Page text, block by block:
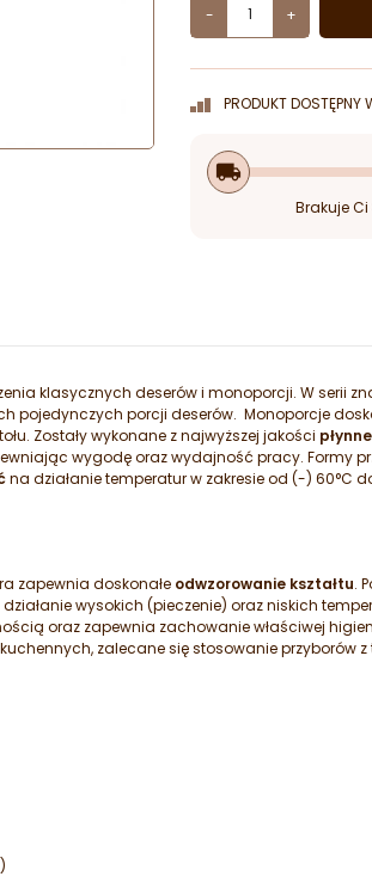
- +
PRODUKT DOSTĘPNY
local_shipping
Brakuje Ci
klasycznych deserów i monoporcji. W serii
pojedynczych porcji deserów. Monoporcje
Zostały wykonane z najwyższej jakości
wygodę oraz wydajność pracy. Formy
na działanie temperatur w zakresie od (-) 60°C
zapewnia doskonałe odwzorowanie kształtu.
wysokich (pieczenie) oraz niskich
oraz zapewnia zachowanie właściwej
zalecane się stosowanie przyborów z